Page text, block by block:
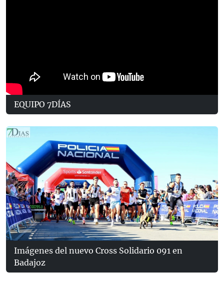
EQUIPO 7DÍAS
Imágenes del nuevo Cross Solidario 091 en
Badajoz